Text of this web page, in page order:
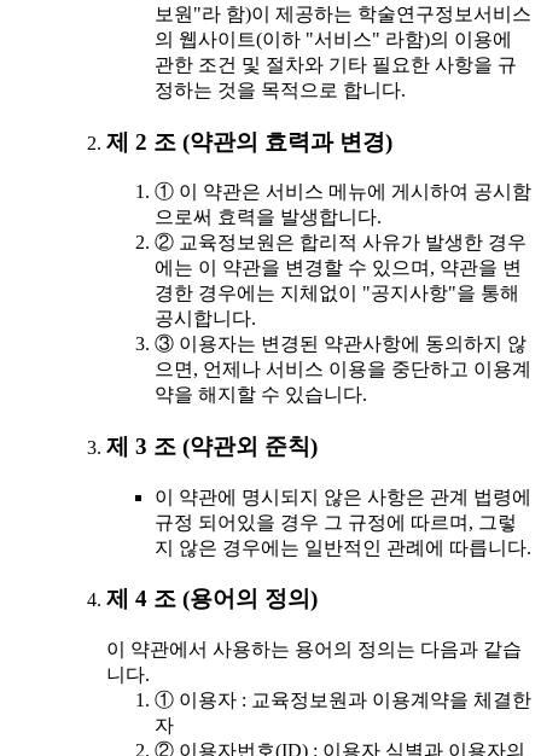
보원"라 함)이 제공하는 학술연구정보서비스
의 웹사이트(이하 "서비스" 라함)의 이용에
관한 조건 및 절차와 기타 필요한 사항을 규
정하는 것을 목적으로 합니다.
제 2 조 (약관의 효력과 변경)
① 이 약관은 서비스 메뉴에 게시하여 공시함
으로써 효력을 발생합니다.
② 교육정보원은 합리적 사유가 발생한 경우
에는 이 약관을 변경할 수 있으며, 약관을 변
경한 경우에는 지체없이 "공지사항"을 통해
공시합니다.
③ 이용자는 변경된 약관사항에 동의하지 않
으면, 언제나 서비스 이용을 중단하고 이용계
약을 해지할 수 있습니다.
제 3 조 (약관외 준칙)
이 약관에 명시되지 않은 사항은 관계 법령에
규정 되어있을 경우 그 규정에 따르며, 그렇
지 않은 경우에는 일반적인 관례에 따릅니다.
제 4 조 (용어의 정의)
이 약관에서 사용하는 용어의 정의는 다음과 같습
니다.
① 이용자 : 교육정보원과 이용계약을 체결한
자
② 이용자번호(ID) : 이용자 식별과 이용자의